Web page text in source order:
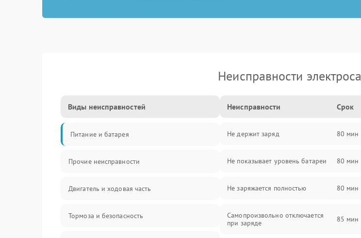
Неисправности
Виды неисправностей
Питание и батарея
Прочие неисправности
Двигатель и ходовая часть
Тормоза и безопасность
Неисправности Срок
Не держит заряд 80 мин
Не показывает уровень батареи 80 мин
Не заряжается полностью 80 мин
Самопроизвольно отключается
при заряде
85 мин